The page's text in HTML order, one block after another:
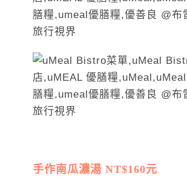
手作南瓜濃湯 NT$160元